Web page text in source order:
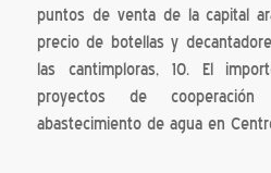
puntos de venta de la capital
precio de botellas y
las cantimploras, 10. El
proyectos de
abastecimiento de agua en